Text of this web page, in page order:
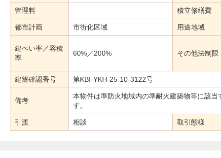
管理料 積立修繕費
都市計画 市街化区域 用途地域
建ぺい率／容積
率
60%／200% その他法制限
建築確認番号 第KBI-YKH-25-10-3122号
備考
本物件は準防火地域内の準耐火建築物等に該
す。
引渡 相談 取引態様